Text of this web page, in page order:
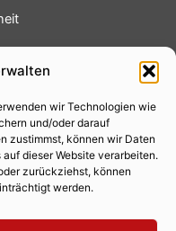
wir Technologien wie
und/oder darauf
zustimmst, können wir Daten
dieser Website verarbeiten.
zurückziehst, können
werden.